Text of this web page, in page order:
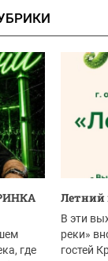
где
Летний
В эти
реки»
гостей